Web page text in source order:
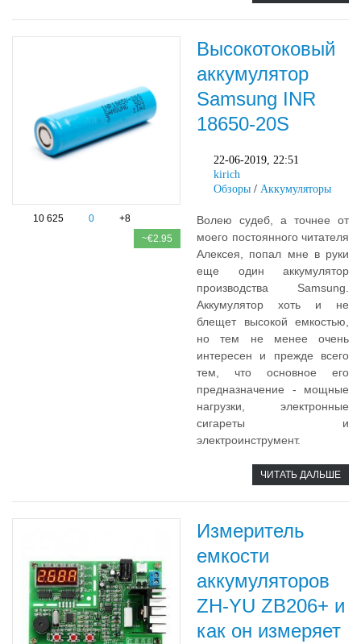
10 625 0
+8
~€2.95
Высокотоковый
аккумулятор
Samsung INR
18650-20S
22-06-2019, 22:51
kirich
Обзоры / Аккумуляторы
Волею судеб, а точнее от
моего постоянного читателя
Алексея, попал мне в руки
еще один аккумулятор
производства Samsung.
Аккумулятор хоть и не
блещет высокой емкостью,
но тем не менее очень
интересен и прежде всего
тем, что основное его
предназначение - мощные
нагрузки, электронные
сигареты и
электроинструмент.
ЧИТАТЬ ДАЛЬШЕ
Измеритель
емкости
аккумуляторов
ZH-YU ZB206+ и
как он измеряет